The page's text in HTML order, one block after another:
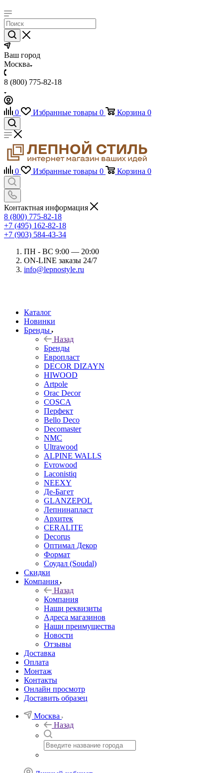
Ваш город
Москва
8 (800) 775-82-18
0 Избранные товары 0 Корзина 0
0 Избранные товары 0 Корзина 0
Контактная информация
8 (800) 775-82-18
+7 (495) 162-82-18
+7 (903) 584-43-34
ПН - ВС 9:00 — 20:00
ON-LINE заказы 24/7
info@lepnostyle.ru
Каталог
Новинки
Бренды
Назад
Бренды
Европласт
DECOR DIZAYN
HIWOOD
Artpole
Orac Decor
COSCA
Перфект
Bello Deco
Decomaster
NMС
Ultrawood
ALPINE WALLS
Evrowood
Laconistiq
NEEXY
Де-Багет
GLANZEPOL
Лепнинапласт
Архитек
CERALITE
Decorus
Оптимал Декор
Формат
Соудал (Soudal)
Скидки
Компания
Назад
Компания
Наши реквизиты
Адреса магазинов
Наши преимущества
Новости
Отзывы
Доставка
Оплата
Монтаж
Контакты
Онлайн просмотр
Доставить образец
Москва
Назад